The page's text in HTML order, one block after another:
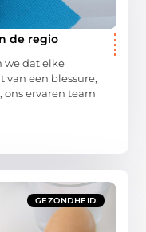
de regio
we dat elke
van een blessure,
ons ervaren team
GEZONDHEID